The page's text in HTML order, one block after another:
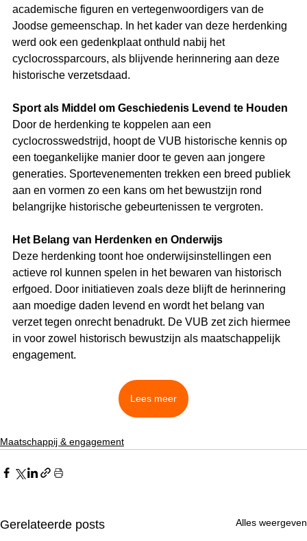
academische figuren en vertegenwoordigers van de
Joodse gemeenschap. In het kader van deze herdenking
werd ook een gedenkplaat onthuld nabij het
cyclocrossparcours, als blijvende herinnering aan deze
historische verzetsdaad.
Sport als Middel om Geschiedenis Levend te Houden
Door de herdenking te koppelen aan een
cyclocrosswedstrijd, hoopt de VUB historische kennis op
een toegankelijke manier door te geven aan jongere
generaties. Sportevenementen trekken een breed publiek
aan en vormen zo een kans om het bewustzijn rond
belangrijke historische gebeurtenissen te vergroten.
Het Belang van Herdenken en Onderwijs
Deze herdenking toont hoe onderwijsinstellingen een
actieve rol kunnen spelen in het bewaren van historisch
erfgoed. Door initiatieven zoals deze blijft de herinnering
aan moedige daden levend en wordt het belang van
verzet tegen onrecht benadrukt. De VUB zet zich hiermee
in voor zowel historisch bewustzijn als maatschappelijk
engagement.
Lees meer
Maatschappij & engagement
Gerelateerde posts Alles weergeven